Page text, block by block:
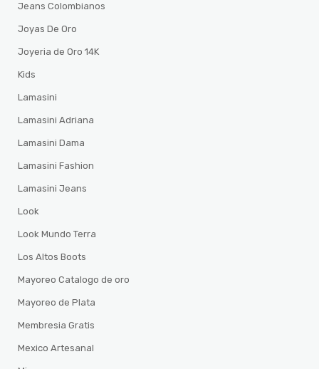
Jeans Colombianos
Joyas De Oro
Joyeria de Oro 14K
Kids
Lamasini
Lamasini Adriana
Lamasini Dama
Lamasini Fashion
Lamasini Jeans
Look
Look Mundo Terra
Los Altos Boots
Mayoreo Catalogo de oro
Mayoreo de Plata
Membresia Gratis
Mexico Artesanal